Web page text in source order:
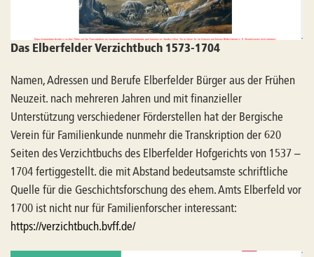
Das Elberfelder Verzichtbuch 1573-1704
Namen, Adressen und Berufe Elberfelder Bürger aus der Frühen
Neuzeit. nach mehreren Jahren und mit finanzieller
Unterstützung verschiedener Förderstellen hat der Bergische
Verein für Familienkunde nunmehr die Transkription der 620
Seiten des Verzichtbuchs des Elberfelder Hofgerichts von 1537 –
1704 fertiggestellt. die mit Abstand bedeutsamste schriftliche
Quelle für die Geschichtsforschung des ehem. Amts Elberfeld vor
1700 ist nicht nur für Familienforscher interessant:
https://verzichtbuch.bvff.de/